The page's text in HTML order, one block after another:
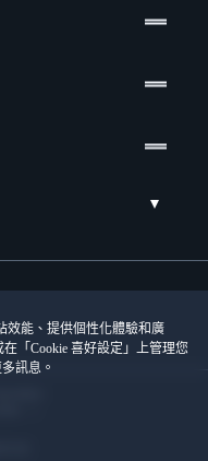
效能、提供個性化體驗和廣
「Cookie 喜好設定」上管理您
訊息。